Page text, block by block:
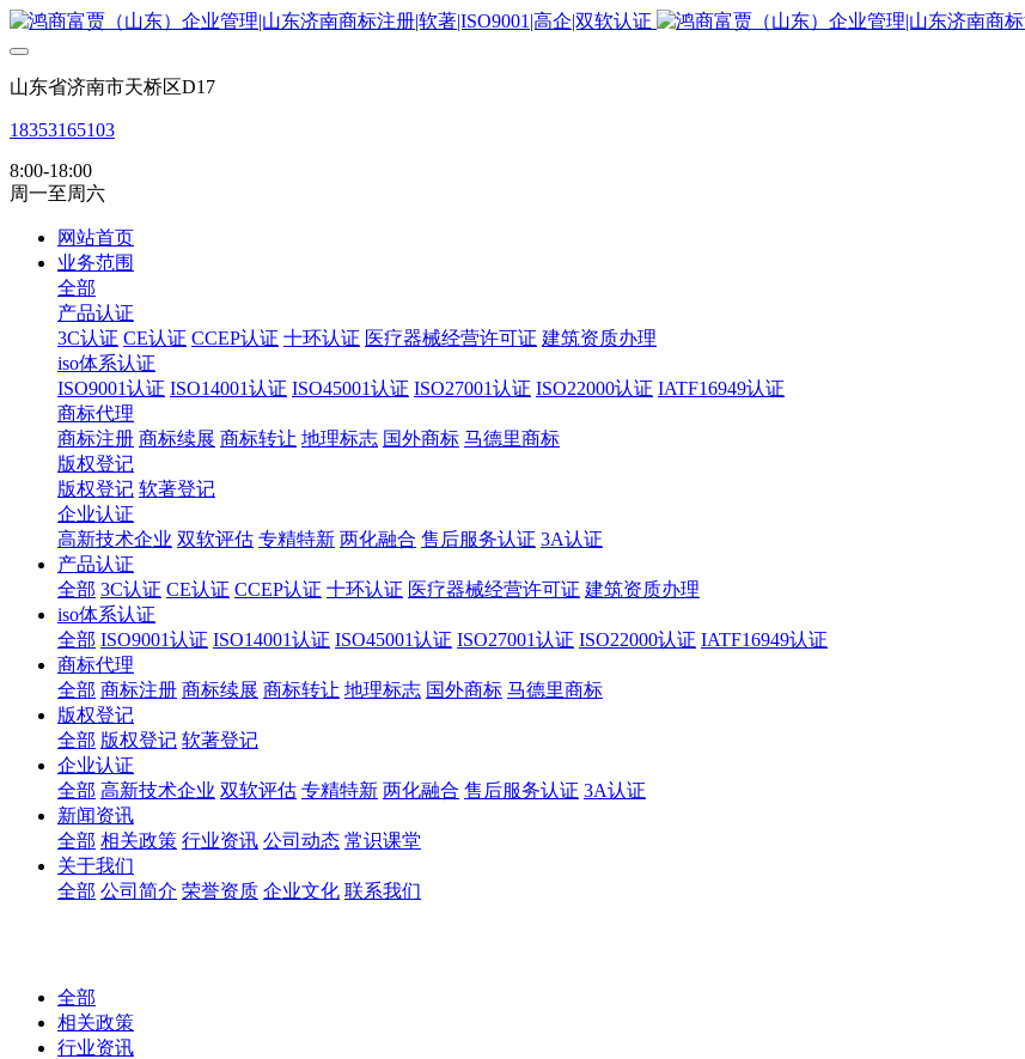
山东省济南市天桥区D17
18353165103
8:00-18:00
周一至周六
网站首页
业务范围
全部
产品认证
3C认证 CE认证 CCEP认证 十环认证 医疗器械经营许可证 建筑资质办理
iso体系认证
ISO9001认证 ISO14001认证 ISO45001认证 ISO27001认证 ISO22000认证 IATF16949认证
商标代理
商标注册 商标续展 商标转让 地理标志 国外商标 马德里商标
版权登记
版权登记 软著登记
企业认证
高新技术企业 双软评估 专精特新 两化融合 售后服务认证 3A认证
产品认证
全部 3C认证 CE认证 CCEP认证 十环认证 医疗器械经营许可证 建筑资质办理
iso体系认证
全部 ISO9001认证 ISO14001认证 ISO45001认证 ISO27001认证 ISO22000认证 IATF16949认证
商标代理
全部 商标注册 商标续展 商标转让 地理标志 国外商标 马德里商标
版权登记
全部 版权登记 软著登记
企业认证
全部 高新技术企业 双软评估 专精特新 两化融合 售后服务认证 3A认证
新闻资讯
全部 相关政策 行业资讯 公司动态 常识课堂
关于我们
全部 公司简介 荣誉资质 企业文化 联系我们
全部
相关政策
行业资讯